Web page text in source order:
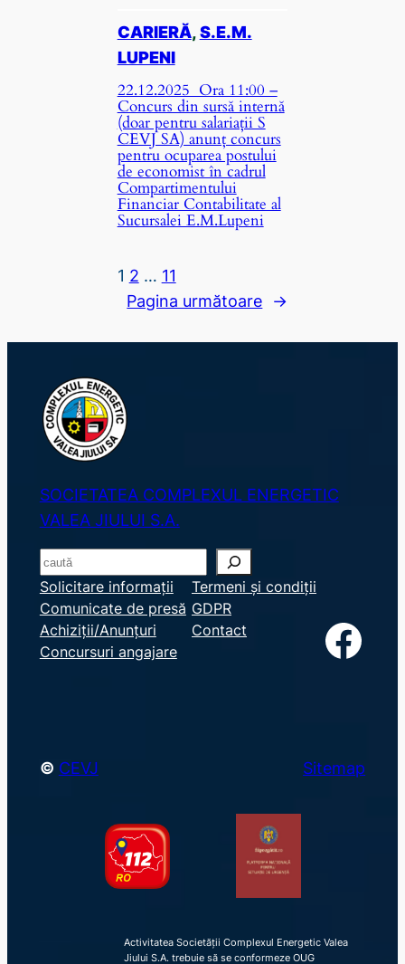
CARIERĂ, S.E.M.
LUPENI
22.12.2025 Ora 11:00 –
Concurs din sursă internă
(doar pentru salariații S
CEVJ SA) anunț concurs
pentru ocuparea postului
de economist în cadrul
Compartimentului
Financiar Contabilitate al
Sucursalei E.M.Lupeni
1 2 … 11
Pagina următoare →
SOCIETATEA COMPLEXUL ENERGETIC
VALEA JIULUI S.A.
S
e
a
r
c
Solicitare informații
Comunicate de presă
Achiziții/Anunțuri
Concursuri angajare
Termeni și condiții
GDPR
Contact
Facebook
© CEVJ Sitemap
Activitatea Societății Complexul Energetic Valea
Jiului S.A. trebuie să se conformeze OUG